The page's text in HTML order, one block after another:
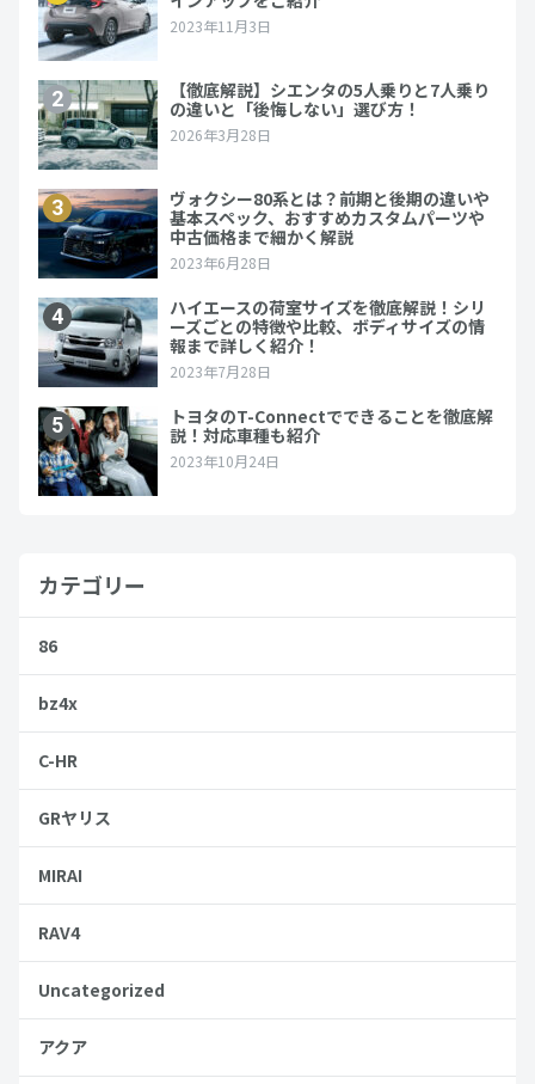
カテゴリー
86
bz4x
C-HR
GRヤリス
MIRAI
RAV4
Uncategorized
アクア